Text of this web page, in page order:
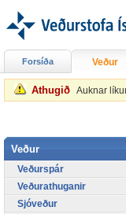
Athugið Auknar
Forsíða Veður
Veður
Veðurspár
Veðurathuganir
Sjóveður